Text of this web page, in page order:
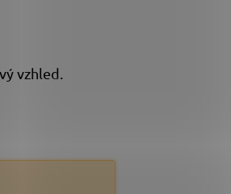
vzhled.